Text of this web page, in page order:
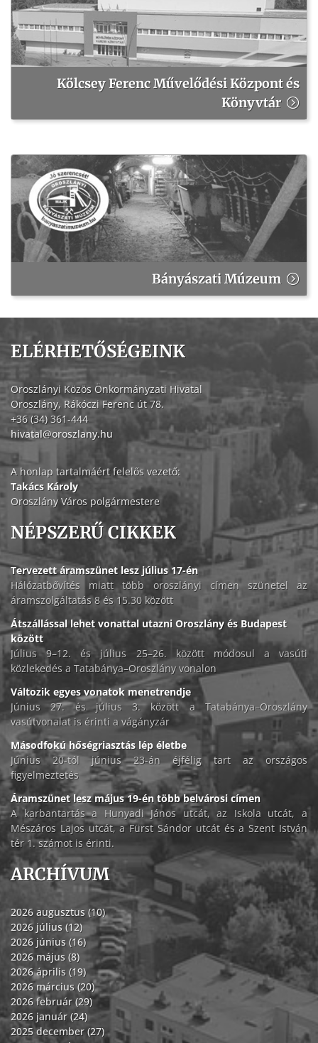
Kölcsey Ferenc Művelődési Központ és
Könyvtár
Bányászati Múzeum
ELÉRHETŐSÉGEINK
Oroszlányi Közös Önkormányzati Hivatal
Oroszlány, Rákóczi Ferenc út 78.
+36 (34) 361-444
hivatal@oroszlany.hu
A honlap tartalmáért felelős vezető:
Takács Károly
Oroszlány Város polgármestere
NÉPSZERŰ CIKKEK
Tervezett áramszünet lesz július 17-én
Hálózatbővítés miatt több oroszlányi címen szünetel az
áramszolgáltatás 8 és 15.30 között
Átszállással lehet vonattal utazni Oroszlány és Budapest
között
Július 9–12. és július 25–26. között módosul a vasúti
közlekedés a Tatabánya–Oroszlány vonalon
Változik egyes vonatok menetrendje
Június 27. és július 3. között a Tatabánya–Oroszlány
vasútvonalat is érinti a vágányzár
Másodfokú hőségriasztás lép életbe
Június 20-tól június 23-án éjfélig tart az országos
figyelmeztetés
Áramszünet lesz május 19-én több belvárosi címen
A karbantartás a Hunyadi János utcát, az Iskola utcát, a
Mészáros Lajos utcát, a Fürst Sándor utcát és a Szent István
tér 1. számot is érinti.
ARCHÍVUM
2026 augusztus (10)
2026 július (12)
2026 június (16)
2026 május (8)
2026 április (19)
2026 március (20)
2026 február (29)
2026 január (24)
2025 december (27)